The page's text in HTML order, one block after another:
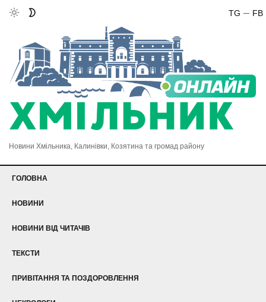
FB
TG
Новини Хмільника, Калинівки, Козятина та громад району
ГОЛОВНА
НОВИНИ
НОВИНИ ВІД ЧИТАЧІВ
ТЕКСТИ
ПРИВІТАННЯ ТА ПОЗДОРОВЛЕННЯ